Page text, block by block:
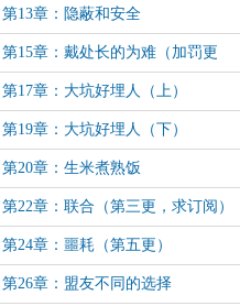
第13章：隐蔽和安全
第15章：戴处长的为难（加罚更
新）
第17章：大坑好埋人（上）
第19章：大坑好埋人（下）
第20章：生米煮熟饭
第22章：联合（第三更，求订阅）
第24章：噩耗（第五更）
第26章：盟友不同的选择